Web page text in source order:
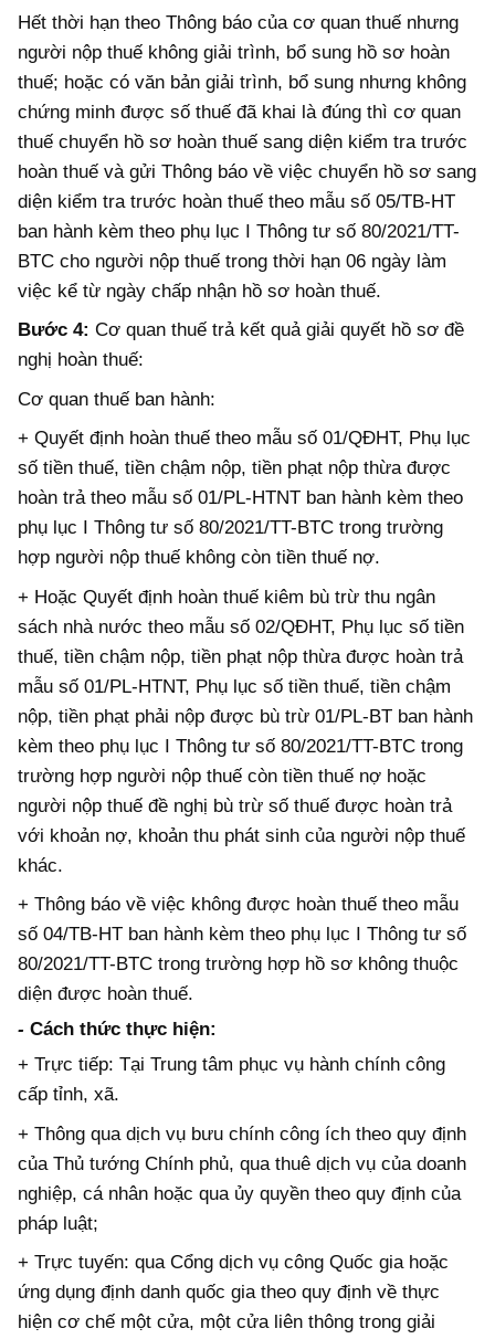
Hết thời hạn theo Thông báo của cơ quan thuế nhưng
người nộp thuế không giải trình, bổ sung hồ sơ hoàn
thuế; hoặc có văn bản giải trình, bổ sung nhưng không
chứng minh được số thuế đã khai là đúng thì cơ quan
thuế chuyển hồ sơ hoàn thuế sang diện kiểm tra trước
hoàn thuế và gửi Thông báo về việc chuyển hồ sơ sang
diện kiểm tra trước hoàn thuế theo mẫu số 05/TB-HT
ban hành kèm theo phụ lục I Thông tư số 80/2021/TT-
BTC cho người nộp thuế trong thời hạn 06 ngày làm
việc kể từ ngày chấp nhận hồ sơ hoàn thuế.
Bước 4: Cơ quan thuế trả kết quả giải quyết hồ sơ đề
nghị hoàn thuế:
Cơ quan thuế ban hành:
+ Quyết định hoàn thuế theo mẫu số 01/QĐHT, Phụ lục
số tiền thuế, tiền chậm nộp, tiền phạt nộp thừa được
hoàn trả theo mẫu số 01/PL-HTNT ban hành kèm theo
phụ lục I Thông tư số 80/2021/TT-BTC trong trường
hợp người nộp thuế không còn tiền thuế nợ.
+ Hoặc Quyết định hoàn thuế kiêm bù trừ thu ngân
sách nhà nước theo mẫu số 02/QĐHT, Phụ lục số tiền
thuế, tiền chậm nộp, tiền phạt nộp thừa được hoàn trả
mẫu số 01/PL-HTNT, Phụ lục số tiền thuế, tiền chậm
nộp, tiền phạt phải nộp được bù trừ 01/PL-BT ban hành
kèm theo phụ lục I Thông tư số 80/2021/TT-BTC trong
trường hợp người nộp thuế còn tiền thuế nợ hoặc
người nộp thuế đề nghị bù trừ số thuế được hoàn trả
với khoản nợ, khoản thu phát sinh của người nộp thuế
khác.
+ Thông báo về việc không được hoàn thuế theo mẫu
số 04/TB-HT ban hành kèm theo phụ lục I Thông tư số
80/2021/TT-BTC trong trường hợp hồ sơ không thuộc
diện được hoàn thuế.
- Cách thức thực hiện:
+ Trực tiếp: Tại Trung tâm phục vụ hành chính công
cấp tỉnh, xã.
+ Thông qua dịch vụ bưu chính công ích theo quy định
của Thủ tướng Chính phủ, qua thuê dịch vụ của doanh
nghiệp, cá nhân hoặc qua ủy quyền theo quy định của
pháp luật;
+ Trực tuyến: qua Cổng dịch vụ công Quốc gia hoặc
ứng dụng định danh quốc gia theo quy định về thực
hiện cơ chế một cửa, một cửa liên thông trong giải